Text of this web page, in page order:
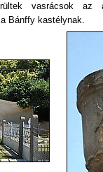
vasrácsok az
Bánffy kastélynak.